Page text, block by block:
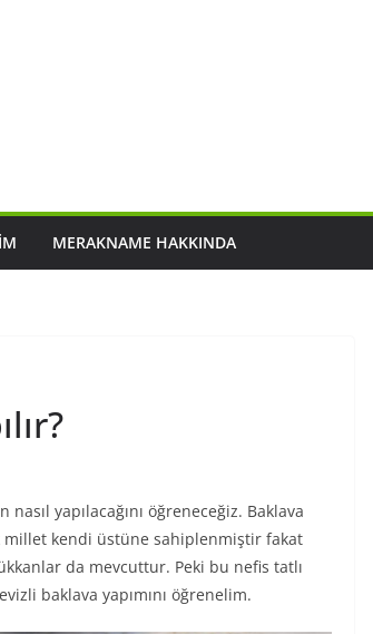
MERAKNAME HAKKINDA
yapılacağını öğreneceğiz. Baklava
millet kendi üstüne sahiplenmiştir fakat
da mevcuttur. Peki bu nefis tatlı
baklava yapımını öğrenelim.